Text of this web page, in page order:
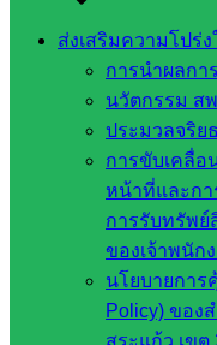
ส่งเสริมความโปร่ง
การนำผลกา
นวัตกรรม ส
ประมวลจริย
การขับเคลื่อ
หน้าที่และกา
การรับทรัพย์
ของเจ้าพนัก
นโยบายการ
Policy) ของ
สระแก้ว เขต
การ
อุดมศึกษา
สำนักงาน
เลขาธิการ
สภาการ
ศึกษา
สำนักงาน
กรรมการ
การ
อาชีวศึกษา
สำนักงาน